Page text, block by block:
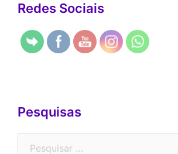
Redes Sociais
Pesquisas